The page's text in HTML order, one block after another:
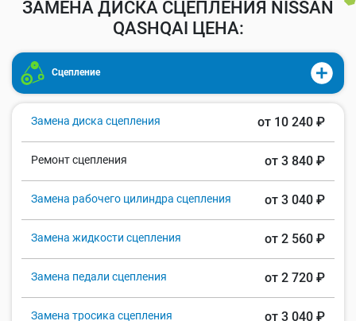
ЗАМЕНА ДИСКА СЦЕПЛЕНИЯ NISSAN
QASHQAI ЦЕНА:
Сцепление
Замена диска сцепления от 10 240 ₽
Ремонт сцепления от 3 840 ₽
Замена рабочего цилиндра сцепления от 3 040 ₽
Замена жидкости сцепления от 2 560 ₽
Замена педали сцепления от 2 720 ₽
Замена тросика сцепления от 3 040 ₽